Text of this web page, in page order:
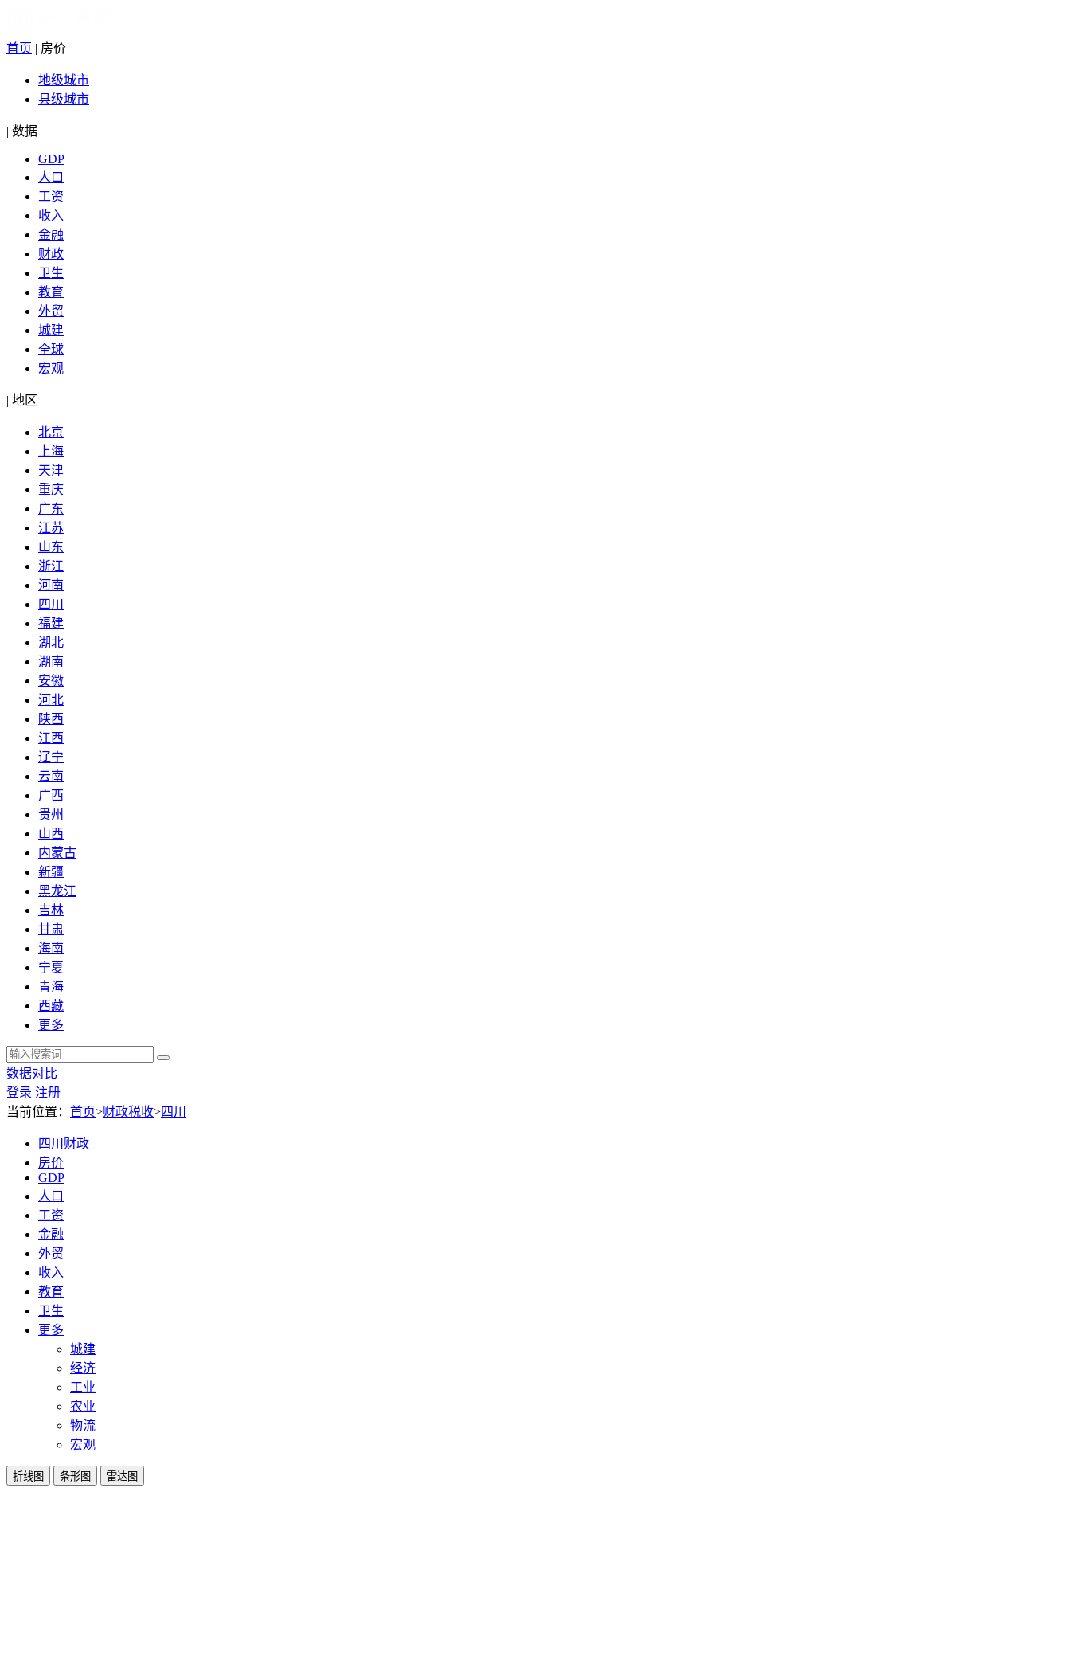
首页 | 房价
地级城市
县级城市
| 数据
GDP
人口
工资
收入
金融
财政
卫生
教育
外贸
城建
全球
宏观
| 地区
北京
上海
天津
重庆
广东
江苏
山东
浙江
河南
四川
福建
湖北
湖南
安徽
河北
陕西
江西
辽宁
云南
广西
贵州
山西
内蒙古
新疆
黑龙江
吉林
甘肃
海南
宁夏
青海
西藏
更多
数据对比
登录 注册
当前位置： 首页>财政税收>四川
四川财政
房价
GDP
人口
工资
金融
外贸
收入
教育
卫生
更多
城建
经济
工业
农业
物流
宏观
折线图 条形图 雷达图